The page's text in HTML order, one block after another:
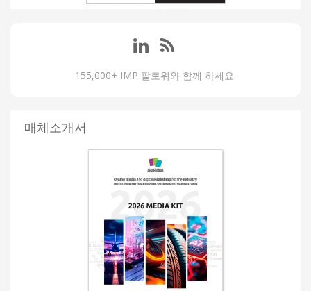
155,000+ IMP 팔로워와 함께 하세요.
매체소개서